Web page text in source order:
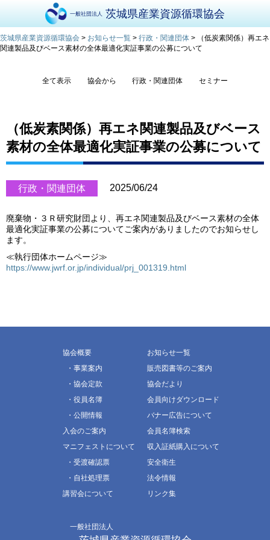
一般社団法人 茨城県産業資源循環協会
茨城県産業資源循環協会 > お知らせ一覧 > 行政・関連団体 >
（低炭素関係）再エネ
関連製品及びベース素材の全体最適化実証事業の公募について
全て表示 協会から 行政・関連団体 セミナー
（低炭素関係）再エネ関連製品及びベース
素材の全体最適化実証事業の公募について
行政・関連団体 2025/06/24
廃棄物・３Ｒ研究財団より、再エネ関連製品及びベース素材の全体
最適化実証事業の公募についてご案内がありましたのでお知らせし
ます。
≪執行団体ホームページ≫
https://www.jwrf.or.jp/individual/prj_001319.html
一般社団法人
協会概要
・事業案内
・協会定款
・役員名簿
・公開情報
入会のご案内
マニフェストについて
・受渡確認票
・自社処理票
講習会について
お知らせ一覧
販売図書等のご案内
協会だより
会員向けダウンロード
バナー広告について
会員名簿検索
収入証紙購入について
安全衛生
法令情報
リンク集